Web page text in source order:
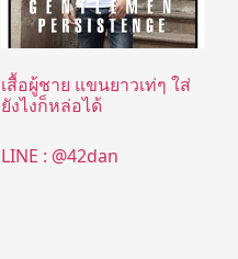
เสื้อผู้ชาย แขนยาวเท่ๆ ใส่
ยังไงก็หล่อได้
LINE : @42dan